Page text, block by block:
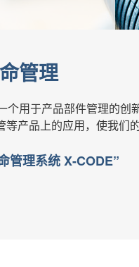
管理
个用于产品部件管理的
产品上的应用，使我们
管理系统 X-CODE”